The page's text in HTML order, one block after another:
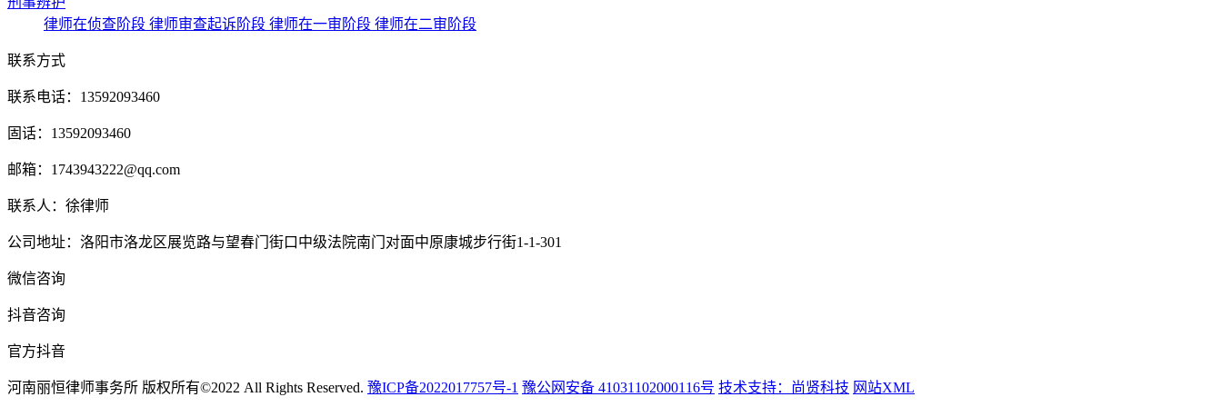
律师在侦查阶段 律师审查起诉阶段 律师在一审阶段 律师在二审阶段
联系方式
联系电话：13592093460
固话：13592093460
邮箱：1743943222@qq.com
联系人：徐律师
公司地址：洛阳市洛龙区展览路与望春门街口中级法院南门对面中原康城步行街1-1-301
微信咨询
抖音咨询
官方抖音
河南丽恒律师事务所 版权所有©2022 All Rights Reserved. 豫ICP备2022017757号-1 豫公网安备 41031102000116号 技术支持：尚贤科技 网站XML